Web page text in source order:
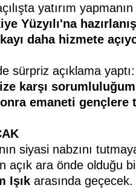
yatırım
Yüzyılı'na
daha hizmete
sürpriz açıklama yaptı:
karşı
emaneti gençlere
siyasi nabzını
açık ara önde olduğu
Işık arasında